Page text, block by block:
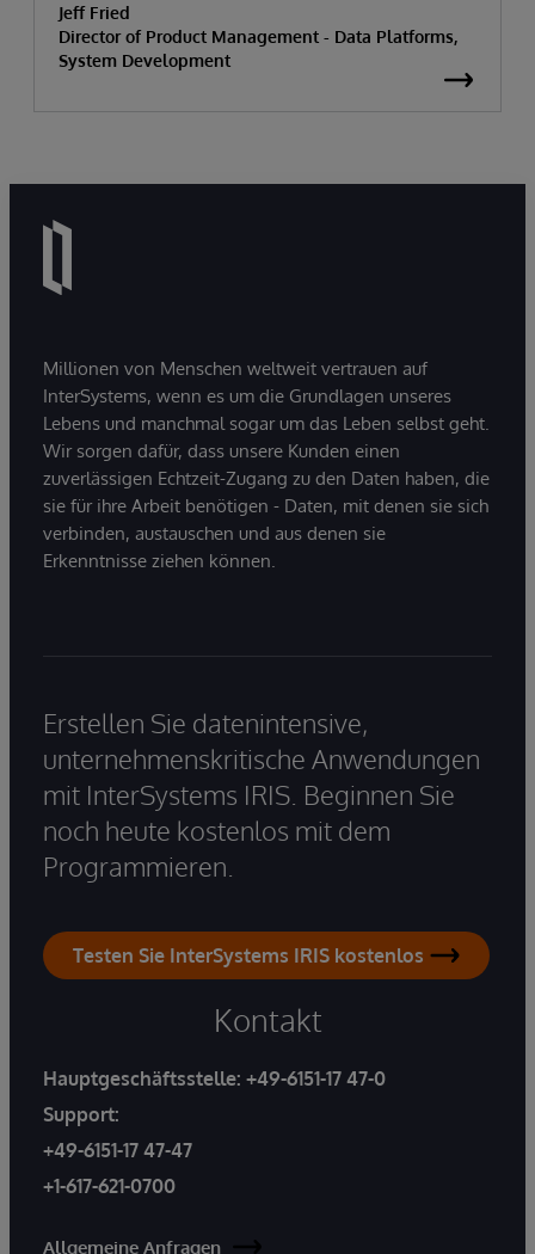
Jeff Fried
Director of Product Management - Data Platforms,
System Development
Millionen von Menschen weltweit vertrauen auf
InterSystems, wenn es um die Grundlagen unseres
Lebens und manchmal sogar um das Leben selbst geht.
Wir sorgen dafür, dass unsere Kunden einen
zuverlässigen Echtzeit-Zugang zu den Daten haben, die
sie für ihre Arbeit benötigen - Daten, mit denen sie sich
verbinden, austauschen und aus denen sie
Erkenntnisse ziehen können.
Erstellen Sie datenintensive,
unternehmenskritische Anwendungen
mit InterSystems IRIS. Beginnen Sie
noch heute kostenlos mit dem
Programmieren.
Testen Sie InterSystems IRIS kostenlos
Kontakt
Hauptgeschäftsstelle: +49-6151-17 47-0
Support:
+49-6151-17 47-47
+1-617-621-0700
Allgemeine Anfragen